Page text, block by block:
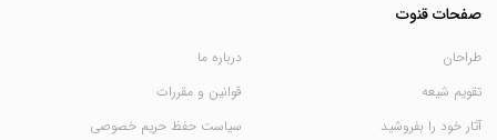
صفحات قنوت
طراحان
تقویم شیعه
آثار خود را بفروشید
درباره ما
قوانین و مقررات
سیاست حفظ حریم خصوصی